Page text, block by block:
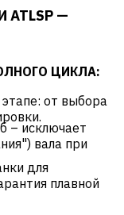
—
ЦИКЛА:
от выбора
– исключает
вала при
для
плавной